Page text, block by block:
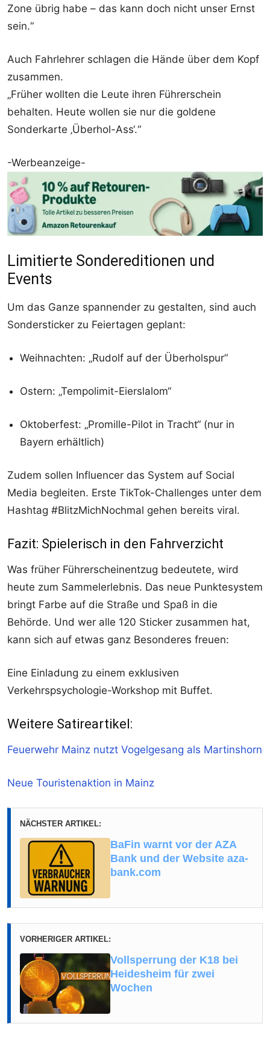
Zone übrig habe – das kann doch nicht unser Ernst
sein.“
Auch Fahrlehrer schlagen die Hände über dem Kopf
zusammen.
„Früher wollten die Leute ihren Führerschein
behalten. Heute wollen sie nur die goldene
Sonderkarte ‚Überhol-Ass‘.“
-Werbeanzeige-
Limitierte Sondereditionen und
Events
Um das Ganze spannender zu gestalten, sind auch
Sondersticker zu Feiertagen geplant:
Weihnachten: „Rudolf auf der Überholspur“
Ostern: „Tempolimit-Eierslalom“
Oktoberfest: „Promille-Pilot in Tracht“ (nur in
Bayern erhältlich)
Zudem sollen Influencer das System auf Social
Media begleiten. Erste TikTok-Challenges unter dem
Hashtag #BlitzMichNochmal gehen bereits viral.
Fazit: Spielerisch in den Fahrverzicht
Was früher Führerscheinentzug bedeutete, wird
heute zum Sammelerlebnis. Das neue Punktesystem
bringt Farbe auf die Straße und Spaß in die
Behörde. Und wer alle 120 Sticker zusammen hat,
kann sich auf etwas ganz Besonderes freuen:
Eine Einladung zu einem exklusiven
Verkehrspsychologie-Workshop mit Buffet.
Weitere Satireartikel:
Feuerwehr Mainz nutzt Vogelgesang als Martinshorn
Neue Touristenaktion in Mainz
NÄCHSTER ARTIKEL:
BaFin warnt vor der AZA
Bank und der Website aza-
bank.com
VORHERIGER ARTIKEL:
Vollsperrung der K18 bei
Heidesheim für zwei
Wochen